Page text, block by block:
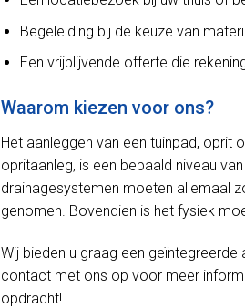
Begeleiding bij de keuze van
Een vrijblijvende offerte die
Waarom kiezen voor ons?
Het aanleggen van een tuinpad, oprit
opritaanleg, is een bepaald niveau
drainagesystemen moeten allemaal
genomen. Bovendien is het fysiek
Wij bieden u graag een
contact met ons op voor meer
opdracht!